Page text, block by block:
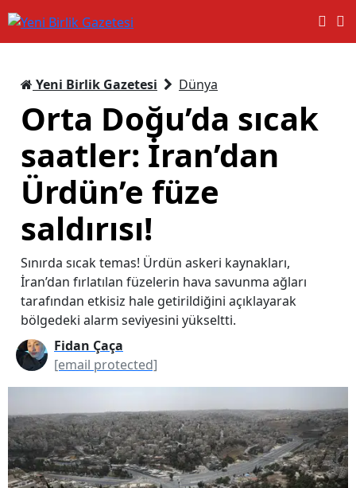
Yeni Birlik Gazetesi Dünya
Orta Doğu’da sıcak
saatler: İran’dan
Ürdün’e füze
saldırısı!
Sınırda sıcak temas! Ürdün askeri kaynakları,
İran’dan fırlatılan füzelerin hava savunma ağları
tarafından etkisiz hale getirildiğini açıklayarak
bölgedeki alarm seviyesini yükseltti.
Fidan Çaça
[email protected]